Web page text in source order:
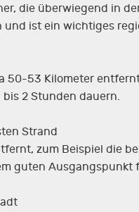
die überwiegend in
ist ein wichtiges
50-53 Kilometer
2 Stunden dauern.
Strand
zum Beispiel die
guten